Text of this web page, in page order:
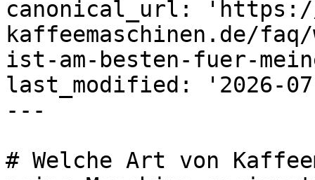
canonical_url: 'https://
kaffeemaschinen.de/
ist-am-besten-fuer-
last_modified: '2026-
---
# Welche Art von